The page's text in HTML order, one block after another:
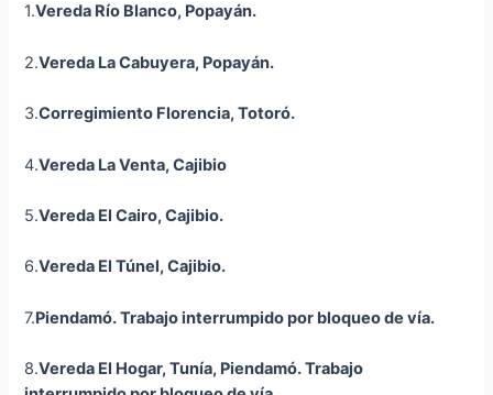
1.Vereda Río Blanco, Popayán.
2.Vereda La Cabuyera, Popayán.
3.Corregimiento Florencia, Totoró.
4.Vereda La Venta,Cajibio
5.Vereda El Cairo,Cajibio.
6.Vereda El Túnel,Cajibio.
7.Piendamó.Trabajo interrumpido por bloqueo de vía.
8.Vereda El Hogar, Tunía, Piendamó.Trabajo